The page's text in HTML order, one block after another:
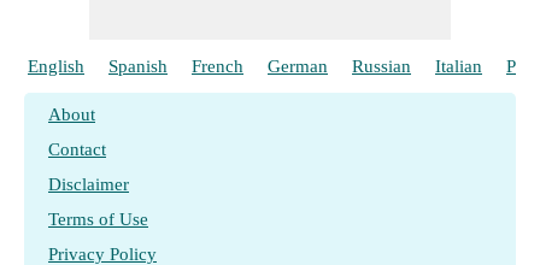
English Spanish French German Russian Italian
About
Contact
Disclaimer
Terms of Use
Privacy Policy